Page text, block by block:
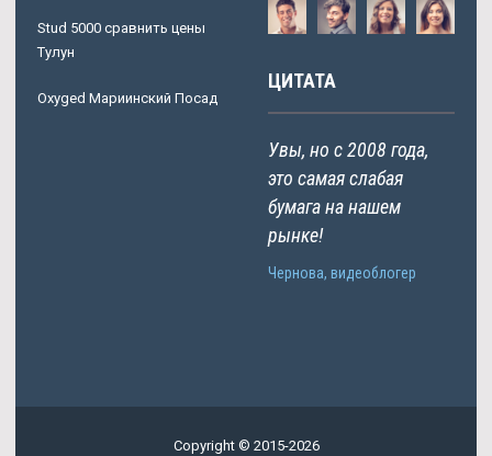
Stud 5000 сравнить цены
Тулун
Oxyged Мариинский Посад
ЦИТАТА
Увы, но с 2008 года,
это самая слабая
бумага на нашем
рынке!
Чернова, видеоблогер
Copyright © 2015-2026